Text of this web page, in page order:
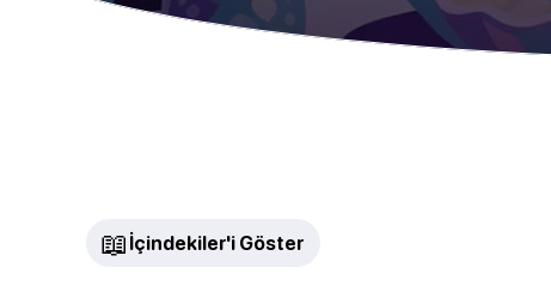
📖 İçindekiler'i Göster